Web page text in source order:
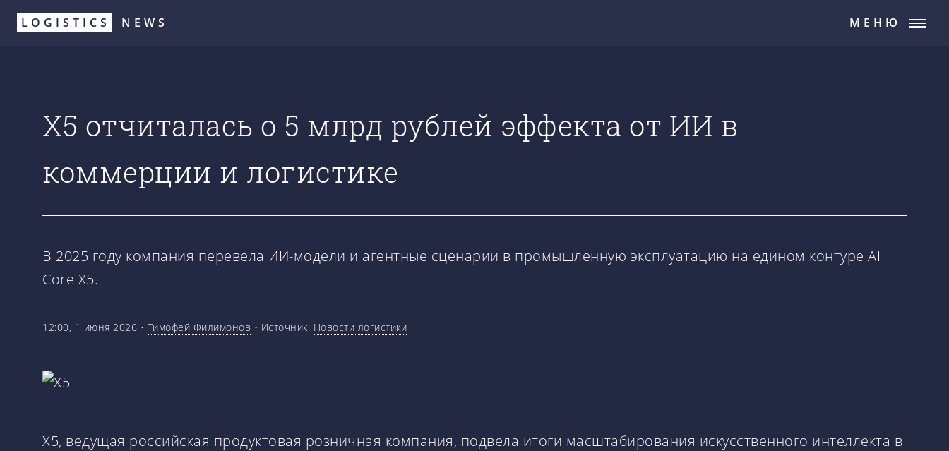
Перейти
LOGISTICS NEWS МЕНЮ
X5 отчиталась о 5 млрд рублей эффекта от ИИ в
коммерции и логистике
В 2025 году компания перевела ИИ-модели и агентные сценарии в промышленную эксплуатацию на едином контуре AI
Core X5.
12:00, 1 июня 2026 • Тимофей Филимонов • Источник: Новости логистики
Х5, ведущая российская продуктовая розничная компания, подвела итоги масштабирования искусственного интеллекта в